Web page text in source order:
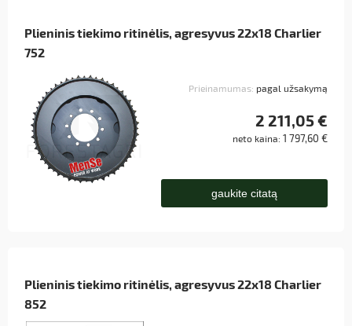
Plieninis tiekimo ritinėlis, agresyvus 22x18 Charlier
752
Prieinamumas: pagal užsakymą
2 211,05 €
neto kaina: 1 797,60 €
gaukite citatą
Plieninis tiekimo ritinėlis, agresyvus 22x18 Charlier
852